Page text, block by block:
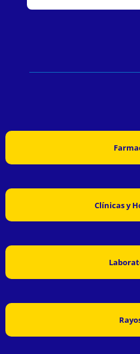
Clínicas y